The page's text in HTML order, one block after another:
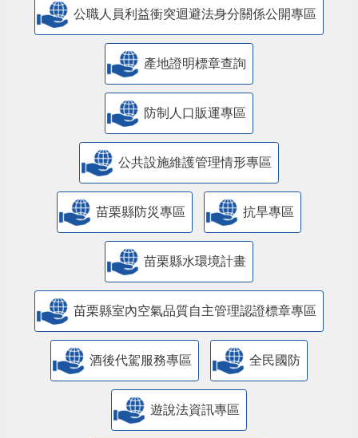
公職人員利益衝突迴避法身分關係公開專區
產地證明標章查詢
防制人口販運專區
​公共設施維護管理情形專區
苗栗縣防災專區 抗旱專區
苗栗縣水環境計畫
苗栗縣室內空氣品質自主管理認證標章專區
酒後代駕服務專區 全民國防
遊說法資訊專區